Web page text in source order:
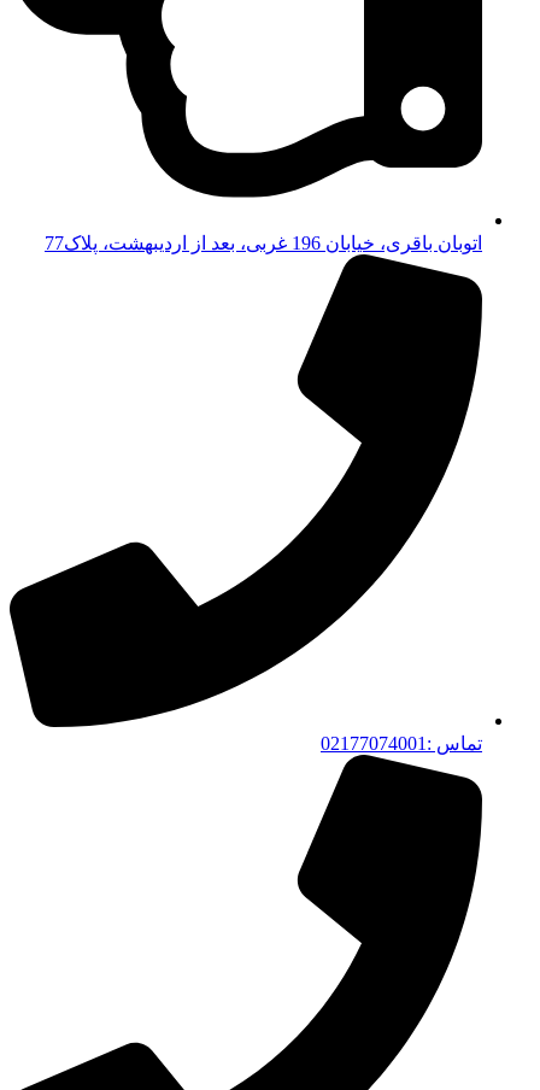
اتوبان باقری، خیابان 196 غربی، بعد از اردیبهشت، پلاک77
تماس :02177074001